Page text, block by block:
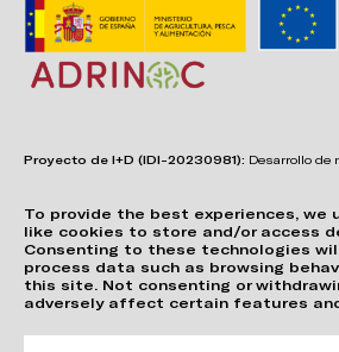
To provide the best experiences, we
like cookies to store and/or access
Consenting to these technologies
process data such as browsing
this site. Not consenting or
adversely affect certain features
Proyecto de I+D (IDI-20230981): Desarrollo de